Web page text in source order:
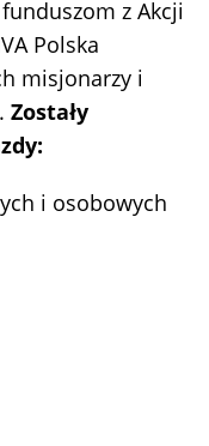
z Akcji
Polska
misjonarzy i
Zostały
i osobowych